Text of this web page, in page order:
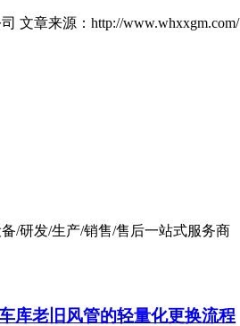
文章来源：http://www.whxxgm.com/
/研发/生产/销售/售后一站式服务商
库老旧风管的轻量化更换流程